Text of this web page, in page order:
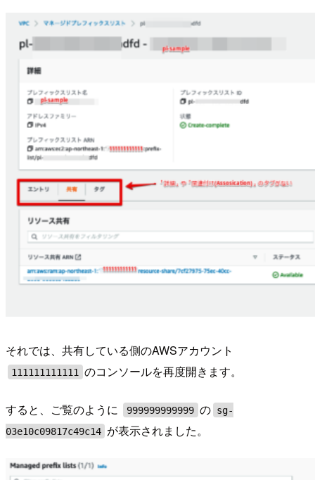
それでは、共有している側のAWSアカウント
111111111111 のコンソールを再度開きます。
すると、ご覧のように 999999999999 の sg-
03e10c09817c49c14 が表示されました。